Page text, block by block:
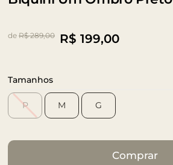
de R$ 289,00 R$ 199,00
Tamanhos
P M G
Comprar